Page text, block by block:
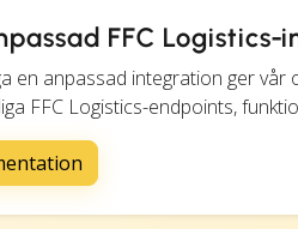
FFC
en anpassad integration ger
FFC Logistics-endpoints,